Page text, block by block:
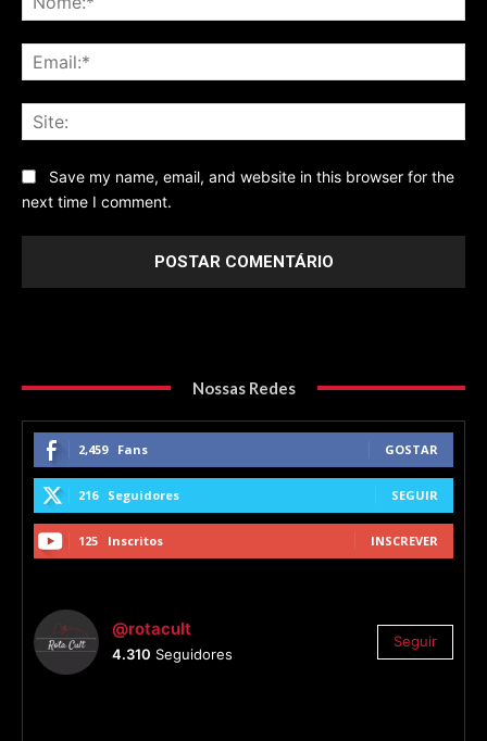
Save my name, email, and website in this browser for the
next time I comment.
Nossas Redes
2,459 Fans GOSTAR
216 Seguidores SEGUIR
125 Inscritos INSCREVER
@rotacult
4.310 Seguidores
Seguir